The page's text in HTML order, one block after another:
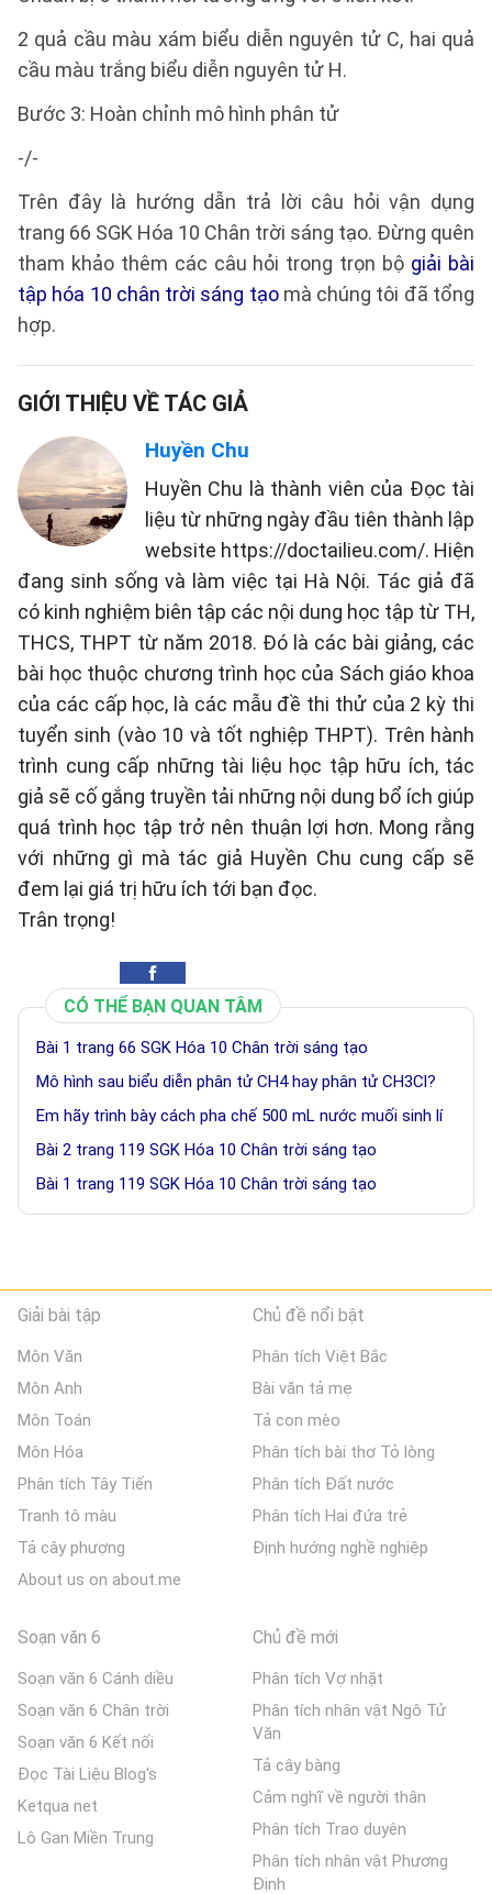
2 quả cầu màu xám biểu diễn nguyên tử C, hai quả
cầu màu trắng biểu diễn nguyên tử H.
Bước 3: Hoàn chỉnh mô hình phân tử
-/-
Trên đây là hướng dẫn trả lời câu hỏi vận dụng
trang 66 SGK Hóa 10 Chân trời sáng tạo. Đừng quên
tham khảo thêm các câu hỏi trong trọn bộ giải bài
tập hóa 10 chân trời sáng tạomà chúng tôi đã tổng
hợp.
GIỚI THIỆU VỀ TÁC GIẢ
Huyền Chu
Huyền Chu là thành viên của Đọc tài
liệu từ những ngày đầu tiên thành lập
website https://doctailieu.com/. Hiện
đang sinh sống và làm việc tại Hà Nội. Tác giả đã
có kinh nghiệm biên tập các nội dung học tập từ TH,
THCS, THPT từ năm 2018. Đó là các bài giảng, các
bài học thuộc chương trình học của Sách giáo khoa
của các cấp học, là các mẫu đề thi thử của 2 kỳ thi
tuyển sinh (vào 10 và tốt nghiệp THPT). Trên hành
trình cung cấp những tài liệu học tập hữu ích, tác
giả sẽ cố gắng truyền tải những nội dung bổ ích giúp
quá trình học tập trở nên thuận lợi hơn. Mong rằng
với những gì mà tác giả Huyền Chu cung cấp sẽ
đem lại giá trị hữu ích tới bạn đọc.
Trân trọng!
CÓ THỂ BẠN QUAN TÂM
Bài 1 trang 66 SGK Hóa 10 Chân trời sáng tạo
Mô hình sau biểu diễn phân tử CH4 hay phân tử CH3Cl?
Em hãy trình bày cách pha chế 500 mL nước muối sinh lí
Bài 2 trang 119 SGK Hóa 10 Chân trời sáng tạo
Bài 1 trang 119 SGK Hóa 10 Chân trời sáng tạo
Giải bài tập
Môn Văn
Môn Anh
Môn Toán
Môn Hóa
Phân tích Tây Tiến
Tranh tô màu
Tả cây phượng
About us on about.me
Chủ đề nổi bật
Phân tích Việt Bắc
Bài văn tả mẹ
Tả con mèo
Phân tích bài thơ Tỏ lòng
Phân tích Đất nước
Phân tích Hai đứa trẻ
Định hướng nghề nghiệp
Soạn văn 6
Soạn văn 6 Cánh diều
Soạn văn 6 Chân trời
Soạn văn 6 Kết nối
Đọc Tài Liệu Blog's
Ketqua net
Lô Gan Miền Trung
Chủ đề mới
Phân tích Vợ nhặt
Phân tích nhân vật Ngô Tử
Văn
Tả cây bàng
Cảm nghĩ về người thân
Phân tích Trao duyên
Phân tích nhân vật Phương
Định